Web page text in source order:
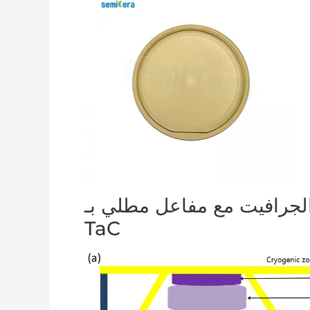
مع مفاعل مطلي بـ
TaC